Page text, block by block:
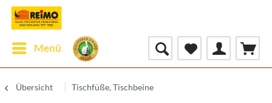
Menü
Übersicht Tischfüße, Tischbeine